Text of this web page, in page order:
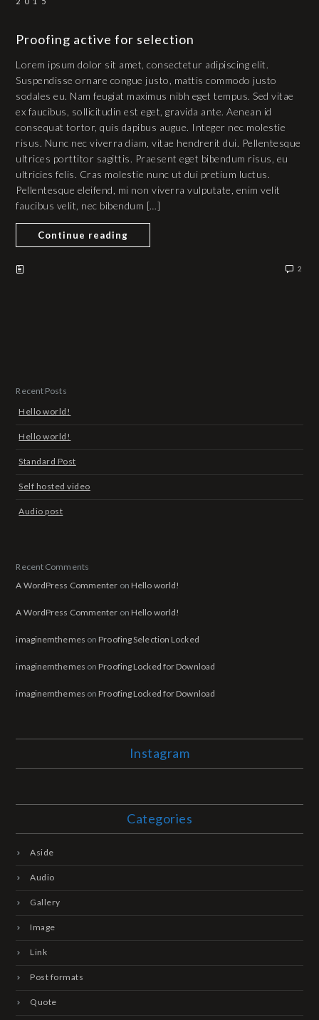
Proofing active for selection
Lorem ipsum dolor sit amet, consectetur adipiscing elit.
Suspendisse ornare congue justo, mattis commodo justo
sodales eu. Nam feugiat maximus nibh eget tempus. Sed vitae
ex faucibus, sollicitudin est eget, gravida ante. Aenean id
consequat tortor, quis dapibus augue. Integer nec molestie
risus. Nunc nec viverra diam, vitae hendrerit dui. Pellentesque
ultrices porttitor sagittis. Praesent eget bibendum risus, eu
ultricies felis. Cras molestie nunc ut dui pretium luctus.
Pellentesque eleifend, mi non viverra vulputate, enim velit
faucibus velit, nec bibendum […]
Continue reading
2
Recent Posts
Hello world!
Hello world!
Standard Post
Self hosted video
Audio post
Recent Comments
A WordPress Commenter on Hello world!
A WordPress Commenter on Hello world!
imaginemthemes on Proofing Selection Locked
imaginemthemes on Proofing Locked for Download
imaginemthemes on Proofing Locked for Download
Instagram
Categories
Aside
Audio
Gallery
Image
Link
Post formats
Quote